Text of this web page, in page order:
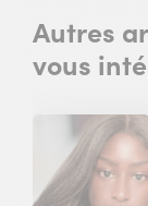
Autres
vous